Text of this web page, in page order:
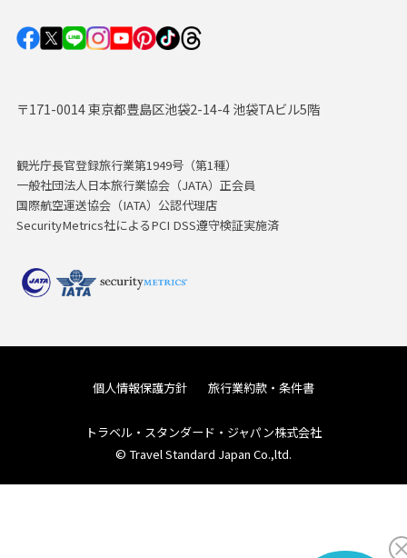
〒171-0014 東京都豊島区池袋2-14-4 池袋TAビル5階
観光庁長官登録旅行業第1949号（第1種）
一般社団法人日本旅行業協会（JATA）正会員
国際航空運送協会（IATA）公認代理店
SecurityMetrics社によるPCI DSS遵守検証実施済
個人情報保護方針 旅行業約款・条件書
トラベル・スタンダード・ジャパン株式会社
© Travel Standard Japan Co.,ltd.